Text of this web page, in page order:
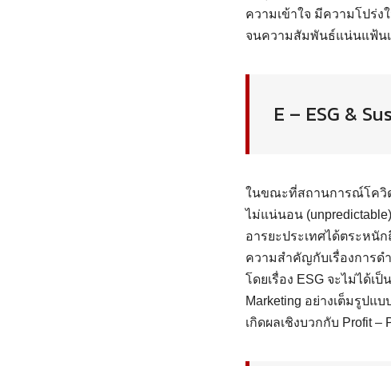
ความเข้าใจ มีความโปร่ง
จนความสัมพันธ์แน่นแฟ้น
E – ESG &
ในขณะที่สถานการณ์โควิด
ไม่แน่นอน
อารยะประเทศได้ตระหนั
ความสำคัญกับเรื่องการด
โดยเรื่อง ESG จะไม่ได้
Marketing อย่างเต็มรูปแ
เกิดผลเชิงบวกกับ Profit